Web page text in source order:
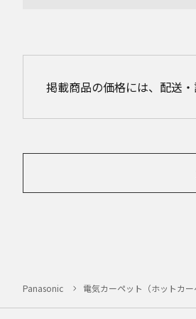
掲載商品の価格には、配送
Panasonic 電気カーペット（ホットカ